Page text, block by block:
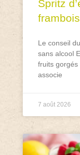
Spritz
Le conseil
sans alcool
fruits gorgés
associe
7 août 2026